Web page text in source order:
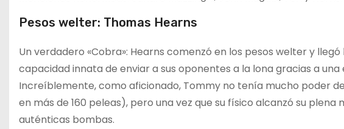
Pesos welter: Thomas Hearns
Un verdadero «Cobra»: Hearns comenzó en los pesos welter y
capacidad innata de enviar a sus oponentes a la lona gracias a
Increíblemente, como aficionado, Tommy no tenía mucho poder
en más de 160 peleas), pero una vez que su físico alcanzó su plena
auténticas bombas.